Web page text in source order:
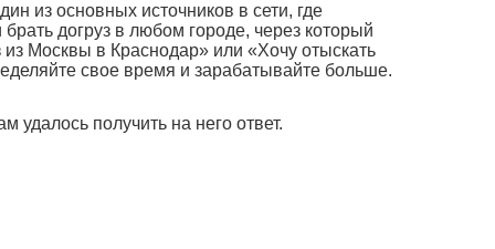
из основных источников в сети, где
догруз в любом городе, через который
Москвы в Краснодар» или «Хочу отыскать
свое время и зарабатывайте больше.
удалось получить на него ответ.